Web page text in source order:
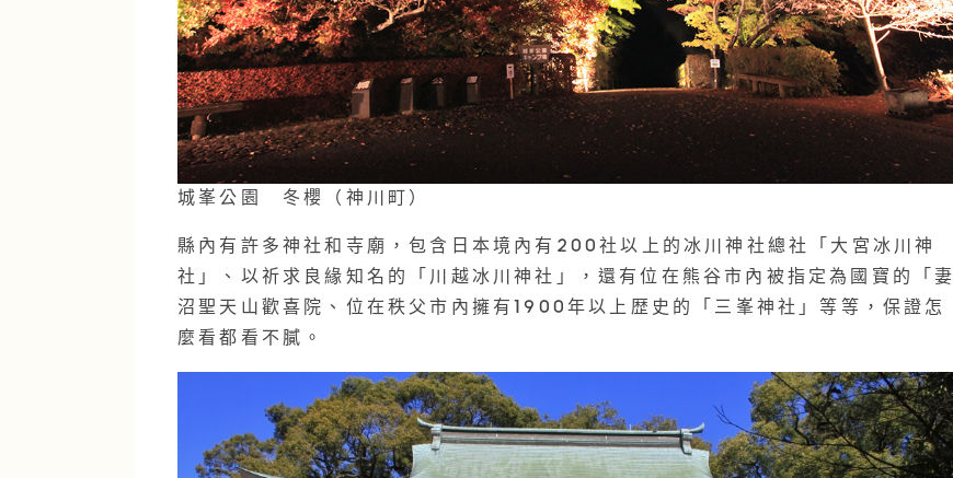
城峯公園 冬櫻（神川町）
縣內有許多神社和寺廟，包含日本境內有200社以上的冰川神社總社「大宮冰川神
社」、以祈求良緣知名的「川越冰川神社」，還有位在熊谷市內被指定為國寶的「妻
沼聖天山歡喜院 、位在秩父市內擁有1900年以上歴史的「三峯神社」 等等，保證怎
麼看都看不膩。